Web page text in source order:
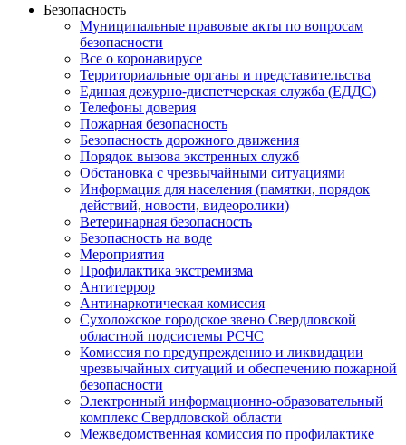
Безопасность
Муниципальные правовые акты по вопросам
безопасности
Все о коронавирусе
Территориальные органы и представительства
Единая дежурно-диспетчерская служба (ЕДДС)
Телефоны доверия
Пожарная безопасность
Безопасность дорожного движения
Порядок вызова экстренных служб
Обстановка с чрезвычайными ситуациями
Информация для населения (памятки, порядок
действий, новости, видеоролики)
Ветеринарная безопасность
Безопасность на воде
Мероприятия
Профилактика экстремизма
Антитеррор
Антинаркотическая комиссия
Сухоложское городское звено Свердловской
областной подсистемы РСЧС
Комиссия по предупреждению и ликвидации
чрезвычайных ситуаций и обеспечению пожарной
безопасности
Электронный информационно-образовательный
комплекс Cвердловской области
Межведомственная комиссия по профилактике